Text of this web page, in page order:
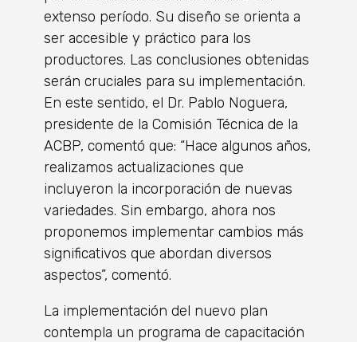
extenso período. Su diseño se orienta a
ser accesible y práctico para los
productores. Las conclusiones obtenidas
serán cruciales para su implementación.
En este sentido, el Dr. Pablo Noguera,
presidente de la Comisión Técnica de la
ACBP, comentó que: “Hace algunos años,
realizamos actualizaciones que
incluyeron la incorporación de nuevas
variedades. Sin embargo, ahora nos
proponemos implementar cambios más
significativos que abordan diversos
aspectos”, comentó.
La implementación del nuevo plan
contempla un programa de capacitación